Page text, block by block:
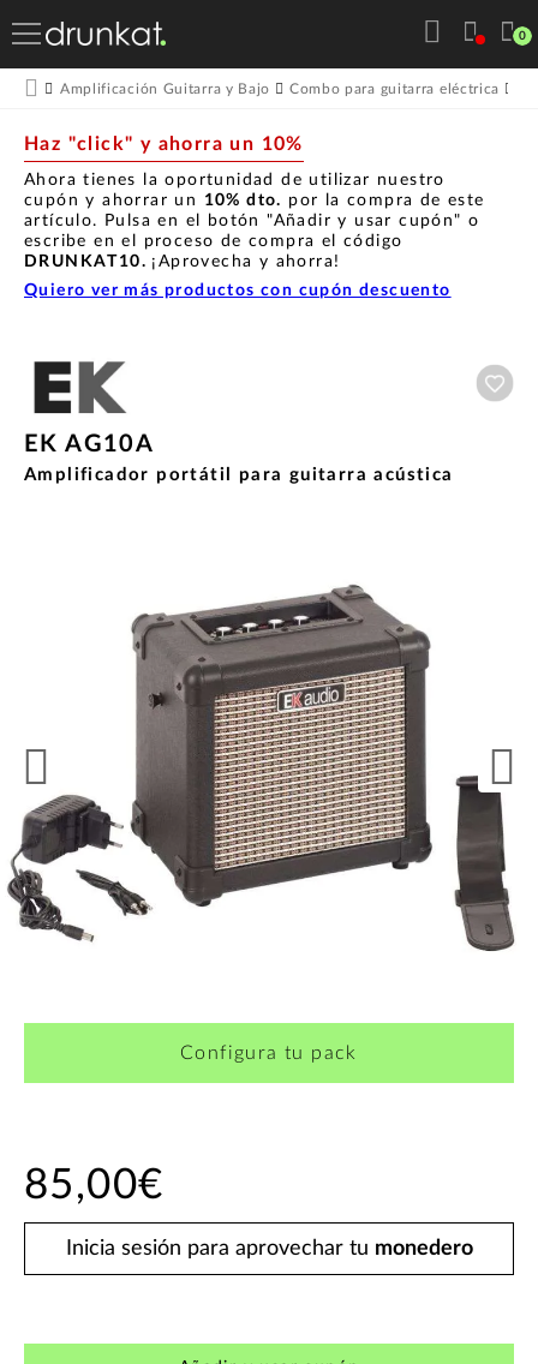
0
Amplificación Guitarra y Bajo Combo para guitarra eléctrica
Haz "click" y ahorra un 10%
Ahora tienes la oportunidad de utilizar nuestro
cupón y ahorrar un 10% dto. por la compra de este
artículo. Pulsa en el botón "Añadir y usar cupón" o
escribe en el proceso de compra el código
DRUNKAT10. ¡Aprovecha y ahorra!
Quiero ver más productos con cupón descuento
EK AG10A
Amplificador portátil para guitarra acústica
Configura tu pack
85,00€
Inicia sesión para aprovechar tu monedero